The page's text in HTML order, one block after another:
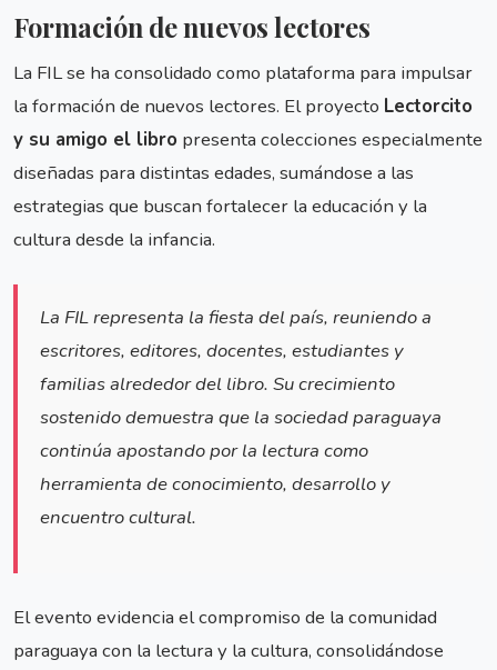
Formación de nuevos lectores
La FIL se ha consolidado como plataforma para impulsar
la formación de nuevos lectores. El proyecto Lectorcito
y su amigo el libro presenta colecciones especialmente
diseñadas para distintas edades, sumándose a las
estrategias que buscan fortalecer la educación y la
cultura desde la infancia.
La FIL representa la fiesta del país, reuniendo a
escritores, editores, docentes, estudiantes y
familias alrededor del libro. Su crecimiento
sostenido demuestra que la sociedad paraguaya
continúa apostando por la lectura como
herramienta de conocimiento, desarrollo y
encuentro cultural.
El evento evidencia el compromiso de la comunidad
paraguaya con la lectura y la cultura, consolidándose